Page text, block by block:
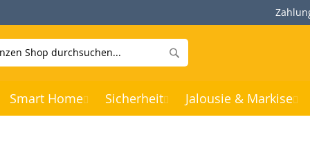
Smart Home Sicherheit Jalousie & Markise